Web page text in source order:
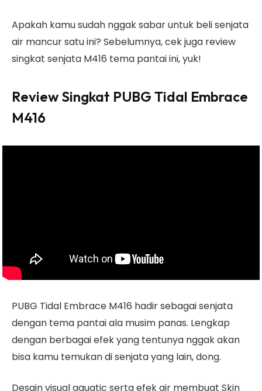
Apakah kamu sudah nggak sabar untuk beli senjata
air mancur satu ini? Sebelumnya, cek juga review
singkat senjata M416 tema pantai ini, yuk!
Review Singkat PUBG Tidal Embrace
M416
PUBG Tidal Embrace M416 hadir sebagai senjata
dengan tema pantai ala musim panas. Lengkap
dengan berbagai efek yang tentunya nggak akan
bisa kamu temukan di senjata yang lain, dong.
Desain visual aquatic serta efek air membuat Skin